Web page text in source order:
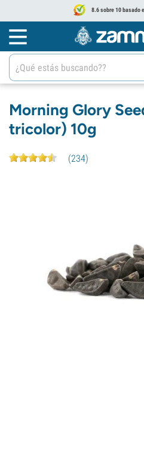
8.6 sobre 10 basado
Morning Glory
tricolor) 10g
(234)